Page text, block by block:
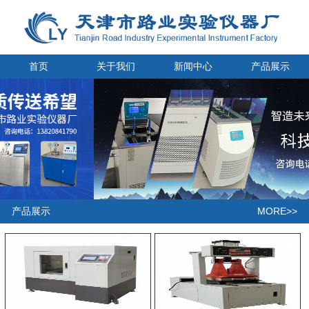
首页 关于我们 新闻中心 产品展示
产品展示 MORE>>